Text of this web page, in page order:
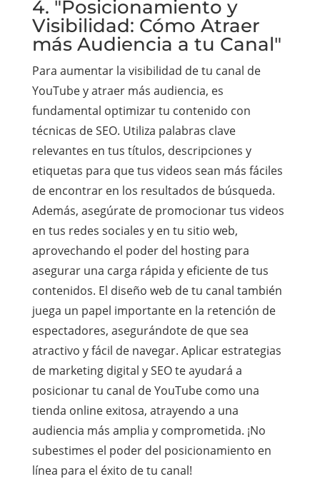
4. "Posicionamiento y
Visibilidad: Cómo Atraer
más Audiencia a tu Canal"
Para aumentar la visibilidad de tu canal de
YouTube y atraer más audiencia, es
fundamental optimizar tu contenido con
técnicas de SEO. Utiliza palabras clave
relevantes en tus títulos, descripciones y
etiquetas para que tus videos sean más fáciles
de encontrar en los resultados de búsqueda.
Además, asegúrate de promocionar tus videos
en tus redes sociales y en tu sitio web,
aprovechando el poder del hosting para
asegurar una carga rápida y eficiente de tus
contenidos. El diseño web de tu canal también
juega un papel importante en la retención de
espectadores, asegurándote de que sea
atractivo y fácil de navegar. Aplicar estrategias
de marketing digital y SEO te ayudará a
posicionar tu canal de YouTube como una
tienda online exitosa, atrayendo a una
audiencia más amplia y comprometida. ¡No
subestimes el poder del posicionamiento en
línea para el éxito de tu canal!